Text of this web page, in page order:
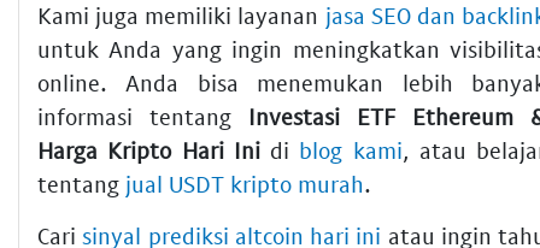
Kami juga memiliki layanan jasa SEO dan
untuk Anda yang ingin meningkatkan
online. Anda bisa menemukan lebih
informasi tentang Investasi ETF Ethereum
Harga Kripto Hari Inidi blog kami, atau
tentang jual USDT kripto murah.
Carisinyal prediksi altcoin hari ini atau ingin